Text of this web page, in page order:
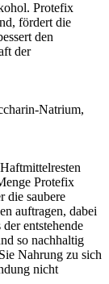
Protefix
fördert die
den
der
Natrium,
Protefix
die saubere
auftragen, dabei
entstehende
so nachhaltig
Nahrung zu sich
nicht